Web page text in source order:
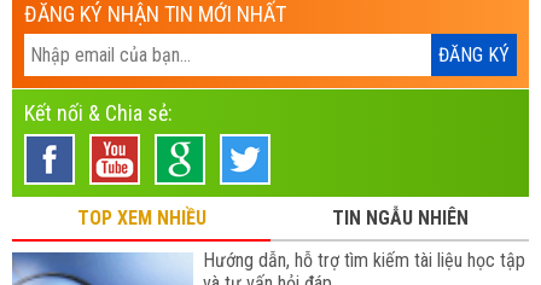
ĐĂNG KÝ NHẬN TIN MỚI NHẤT
Kết nối & Chia sẻ:
TOP XEM NHIỀU
TIN NGẪU NHIÊN
Hướng dẫn, hỗ trợ tìm kiếm tài liệu học tập